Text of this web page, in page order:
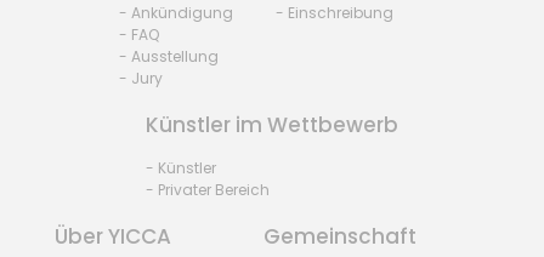
- Ankündigung
- FAQ
- Ausstellung
- Jury
- Einschreibung
Künstler im Wettbewerb
- Künstler
- Privater Bereich
Über YICCA Gemeinschaft